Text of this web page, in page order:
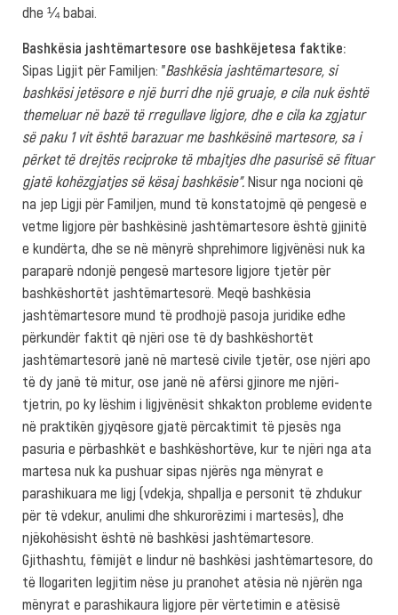
dhe ¼ babai.
Bashkësia jashtëmartesore ose bashkëjetesa faktike:
Sipas Ligjit për Familjen: ”Bashkësia jashtëmartesore, si
bashkësi jetësore e një burri dhe një gruaje, e cila nuk është
themeluar në bazë të rregullave ligjore, dhe e cila ka zgjatur
së paku 1 vit është barazuar me bashkësinë martesore, sa i
përket të drejtës reciproke të mbajtjes dhe pasurisë së fituar
gjatë kohëzgjatjes së kësaj bashkësie”. Nisur nga nocioni që
na jep Ligji për Familjen, mund të konstatojmë që pengesë e
vetme ligjore për bashkësinë jashtëmartesore është gjinitë
e kundërta, dhe se në mënyrë shprehimore ligjvënësi nuk ka
paraparë ndonjë pengesë martesore ligjore tjetër për
bashkëshortët jashtëmartesorë. Meqë bashkësia
jashtëmartesore mund të prodhojë pasoja juridike edhe
përkundër faktit që njëri ose të dy bashkëshortët
jashtëmartesorë janë në martesë civile tjetër, ose njëri apo
të dy janë të mitur, ose janë në afërsi gjinore me njëri-
tjetrin, po ky lëshim i ligjvënësit shkakton probleme evidente
në praktikën gjyqësore gjatë përcaktimit të pjesës nga
pasuria e përbashkët e bashkëshortëve, kur te njëri nga ata
martesa nuk ka pushuar sipas njërës nga mënyrat e
parashikuara me ligj (vdekja, shpallja e personit të zhdukur
për të vdekur, anulimi dhe shkurorëzimi i martesës), dhe
njëkohësisht është në bashkësi jashtëmartesore.
Gjithashtu, fëmijët e lindur në bashkësi jashtëmartesore, do
të llogariten legjitim nëse ju pranohet atësia në njërën nga
mënyrat e parashikaura ligjore për vërtetimin e atësisë